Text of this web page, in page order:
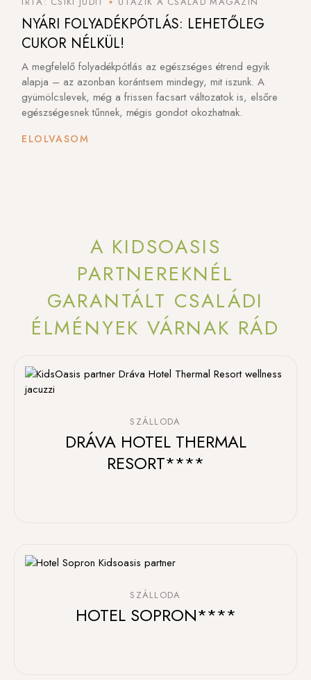
JÚL
JÚL
NYÁRI FOLYADÉKPÓTLÁS: LEHETŐLEG
CUKOR NÉLKÜL!
A megfelelő folyadékpótlás az egészséges étrend egyik
alapja – az azonban korántsem mindegy, mit iszunk. A
gyümölcslevek, még a frissen facsart változatok is, elsőre
egészségesnek tűnnek, mégis gondot okozhatnak.
ELOLVASOM
A KIDSOASIS
PARTNEREKNÉL
GARANTÁLT CSALÁDI
ÉLMÉNYEK VÁRNAK RÁD
SZÁLLODA
DRÁVA HOTEL THERMAL
RESORT****
SZÁLLODA
HOTEL SOPRON****